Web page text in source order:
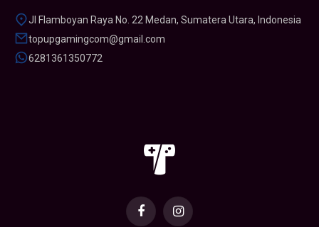
Jl Flamboyan Raya No. 22 Medan, Sumatera Utara, Indonesia
topupgamingcom@gmail.com
6281361350772
FacebookInstagram